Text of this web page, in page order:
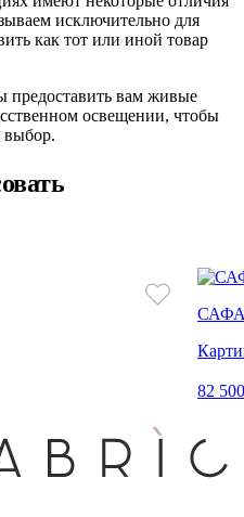
исключительно для
как тот или иной товар
предоставить вам живые
освещении, чтобы
выбор.
82